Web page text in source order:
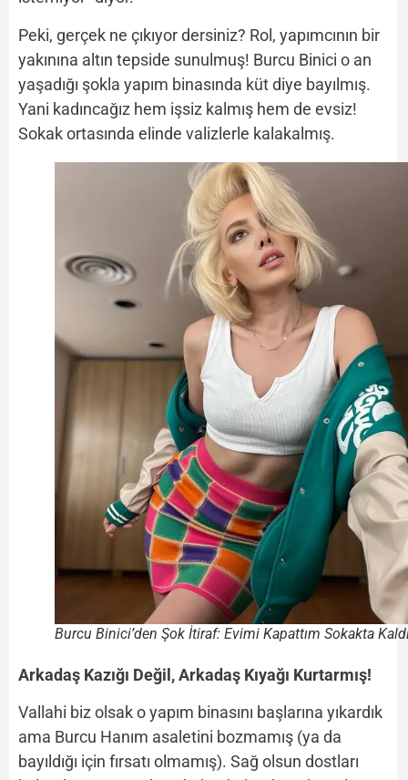
Peki, gerçek ne çıkıyor dersiniz? Rol, yapımcının bir
yakınına altın tepside sunulmuş! Burcu Binici o an
yaşadığı şokla yapım binasında küt diye bayılmış.
Yani kadıncağız hem işsiz kalmış hem de evsiz!
Sokak ortasında elinde valizlerle kalakalmış.
Burcu Binici’den Şok İtiraf: Evimi Kapattım Sokakta
Arkadaş Kazığı Değil, Arkadaş Kıyağı Kurtarmış!
Vallahi biz olsak o yapım binasını başlarına yıkardık
ama Burcu Hanım asaletini bozmamış (ya da
bayıldığı için fırsatı olmamış). Sağ olsun dostları